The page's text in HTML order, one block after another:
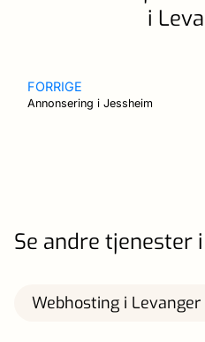
i
FORRIGE
Annonsering i Jessheim
Se andre tjenester i
Webhosting i Levanger